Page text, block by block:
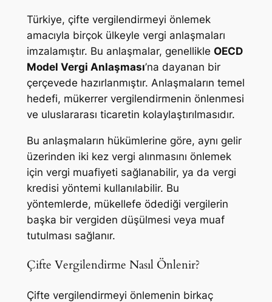
Türkiye, çifte vergilendirmeyi önlemek
amacıyla birçok ülkeyle vergi anlaşmaları
imzalamıştır. Bu anlaşmalar, genellikle OECD
Model Vergi Anlaşması’na dayanan bir
çerçevede hazırlanmıştır. Anlaşmaların temel
hedefi, mükerrer vergilendirmenin önlenmesi
ve uluslararası ticaretin kolaylaştırılmasıdır.
Bu anlaşmaların hükümlerine göre, aynı gelir
üzerinden iki kez vergi alınmasını önlemek
için vergi muafiyeti sağlanabilir, ya da vergi
kredisi yöntemi kullanılabilir. Bu
yöntemlerde, mükellefe ödediği vergilerin
başka bir vergiden düşülmesi veya muaf
tutulması sağlanır.
Çifte Vergilendirme Nasıl Önlenir?
Çifte vergilendirmeyi önlemenin birkaç